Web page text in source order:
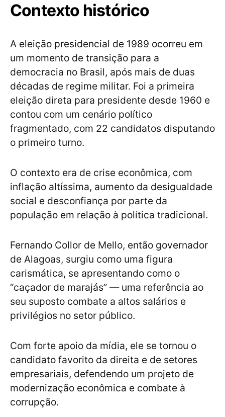
Contexto histórico
A eleição presidencial de 1989 ocorreu em
um momento de transição para a
democracia no Brasil, após mais de duas
décadas de regime militar. Foi a primeira
eleição direta para presidente desde 1960 e
contou com um cenário político
fragmentado, com 22 candidatos disputando
o primeiro turno.
O contexto era de crise econômica, com
inflação altíssima, aumento da desigualdade
social e desconfiança por parte da
população em relação à política tradicional.
Fernando Collor de Mello, então governador
de Alagoas, surgiu como uma figura
carismática, se apresentando como o
“caçador de marajás” — uma referência ao
seu suposto combate a altos salários e
privilégios no setor público.
Com forte apoio da mídia, ele se tornou o
candidato favorito da direita e de setores
empresariais, defendendo um projeto de
modernização econômica e combate à
corrupção.